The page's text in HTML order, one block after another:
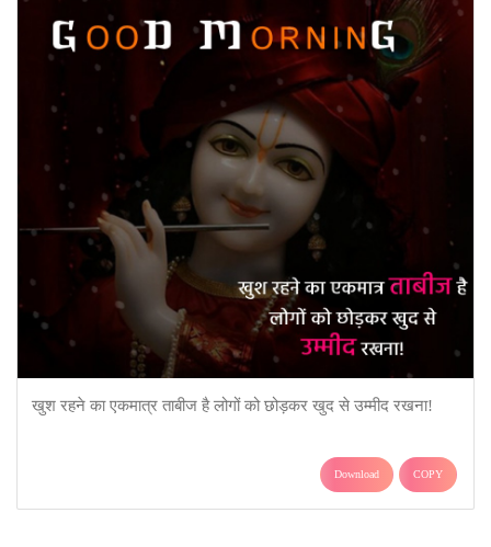
खुश रहने का एकमात्र ताबीज है लोगों को छोड़कर खुद से उम्मीद रखना!
Download COPY